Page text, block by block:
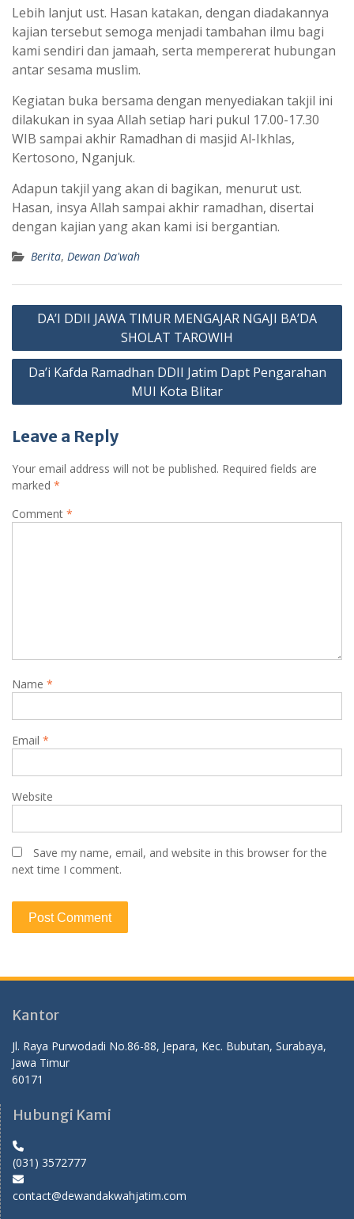
Lebih lanjut ust. Hasan katakan, dengan diadakannya
kajian tersebut semoga menjadi tambahan ilmu bagi
kami sendiri dan jamaah, serta mempererat hubungan
antar sesama muslim.
Kegiatan buka bersama dengan menyediakan takjil ini
dilakukan in syaa Allah setiap hari pukul 17.00-17.30
WIB sampai akhir Ramadhan di masjid Al-Ikhlas,
Kertosono, Nganjuk.
Adapun takjil yang akan di bagikan, menurut ust.
Hasan, insya Allah sampai akhir ramadhan, disertai
dengan kajian yang akan kami isi bergantian.
Berita, Dewan Da'wah
Post
navigation
DA’I DDII JAWA TIMUR MENGAJAR NGAJI BA’DA
SHOLAT TAROWIH
Da’i Kafda Ramadhan DDII Jatim Dapt Pengarahan
MUI Kota Blitar
Leave a Reply
Your email address will not be published. Required fields are
marked *
Comment *
Name *
Email *
Website
Save my name, email, and website in this browser for the
next time I comment.
Kantor
Jl. Raya Purwodadi No.86-88, Jepara, Kec. Bubutan, Surabaya,
Jawa Timur
60171
Hubungi Kami
(031) 3572777
contact@dewandakwahjatim.com